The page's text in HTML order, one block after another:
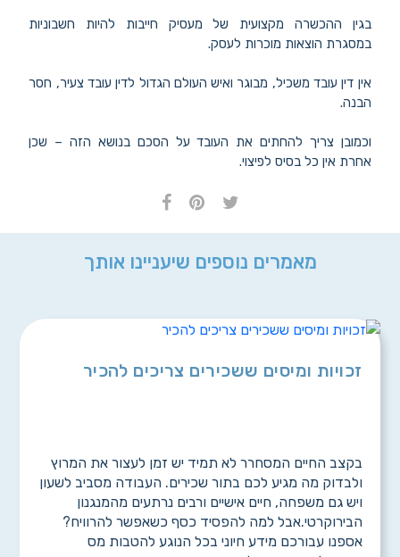
בגין ההכשרה מקצועית של מעסיק חייבות להיות חשבוניות
במסגרת הוצאות מוכרות לעסק.
אין דין עובד משכיל, מבוגר ואיש העולם הגדול לדין עובד צעיר, חסר
הבנה.
וכמובן צריך להחתים את העובד על הסכם בנושא הזה – שכן
אחרת אין כל בסיס לפיצוי.
מאמרים נוספים שיעניינו אותך
זכויות ומיסים ששכירים צריכים להכיר
בקצב החיים המסחרר לא תמיד יש זמן לעצור את המרוץ
ולבדוק מה מגיע לכם בתור שכירים. העבודה מסביב לשעון
ויש גם משפחה, חיים אישיים ורבים נרתעים מהמנגנון
הבירוקרטי.אבל למה להפסיד כסף כשאפשר להרוויח?
אספנו עבורכם מידע חיוני בכל הנוגע להטבות מס